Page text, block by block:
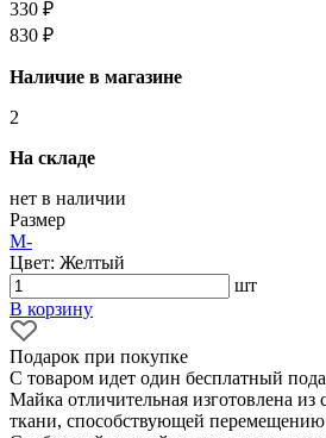
330 ₽
830 ₽
Наличие в магазине
2
На складе
нет в наличии
Размер
M-
Цвет: Желтый
шт
В корзину
Подарок при покупке
С товаром идет один бесплатный
Майка отличительная изготовлена из
ткани, способствующей перемещению